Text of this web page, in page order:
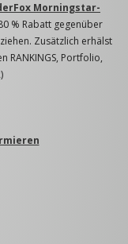
Morningstar-
% Rabatt gegenüber
Zusätzlich erhälst
RANKINGS, Portfolio,